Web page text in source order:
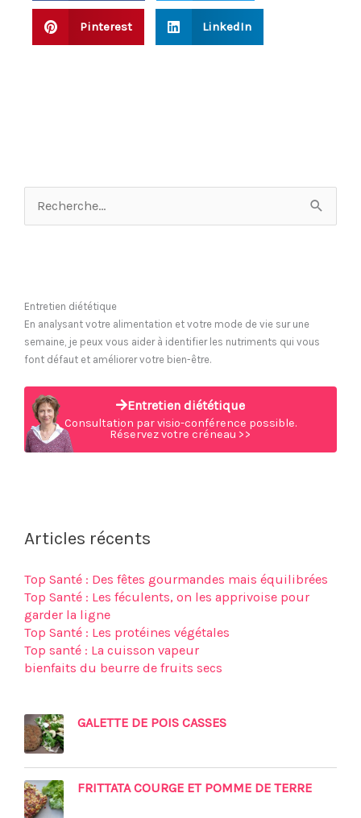
Pinterest LinkedIn
Rechercher :
Entretien diététique
En analysant votre alimentation et votre mode de vie sur une
semaine, je peux vous aider à identifier les nutriments qui vous
font défaut et améliorer votre bien-être.
Entretien diététique
Consultation par visio-conférence possible.
Réservez votre créneau >>
Articles récents
Top Santé : Des fêtes gourmandes mais équilibrées
Top Santé : Les féculents, on les apprivoise pour
garder la ligne
Top Santé : Les protéines végétales
Top santé : La cuisson vapeur
bienfaits du beurre de fruits secs
GALETTE DE POIS CASSES
FRITTATA COURGE ET POMME DE TERRE